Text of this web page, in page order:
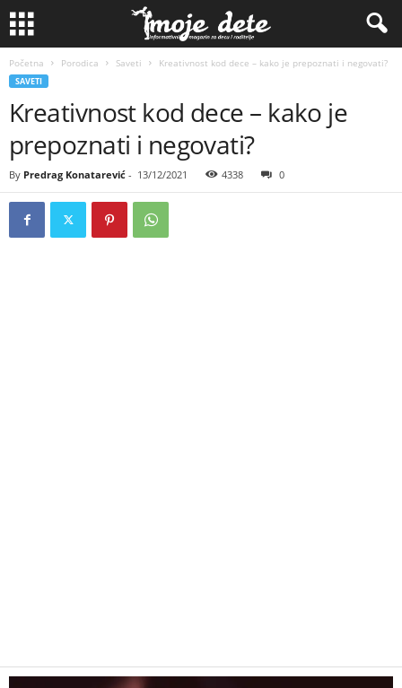
Početna Porodica Saveti Kreativnost kod dece – kako je prepoznati i negovati?
SAVETI
Kreativnost kod dece – kako je
prepoznati i negovati?
By Predrag Konatarević - 13/12/2021 4338 0